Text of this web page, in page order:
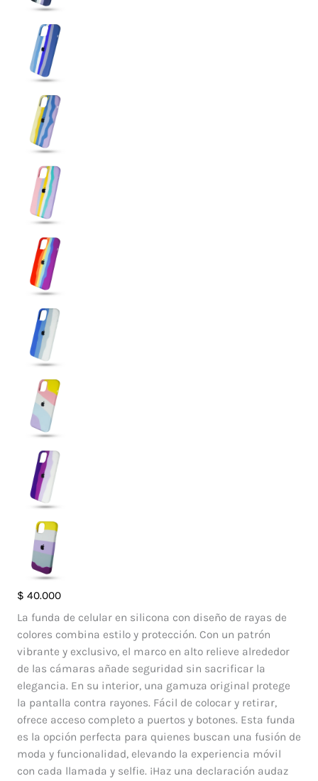
$ 40.000
La funda de celular en silicona con diseño de rayas de
colores combina estilo y protección. Con un patrón
vibrante y exclusivo, el marco en alto relieve alrededor
de las cámaras añade seguridad sin sacrificar la
elegancia. En su interior, una gamuza original protege
la pantalla contra rayones. Fácil de colocar y retirar,
ofrece acceso completo a puertos y botones. Esta funda
es la opción perfecta para quienes buscan una fusión de
moda y funcionalidad, elevando la experiencia móvil
con cada llamada y selfie. ¡Haz una declaración audaz
Case
Silicone
Color
Iphone
12
Pro
cantidad